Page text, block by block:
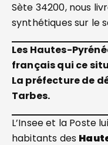
Sète 34200, nous
synthétiques sur le
Les Hautes-
français qui ce
La préfecture de
Tarbes.
L’Insee et la Poste
habitants des